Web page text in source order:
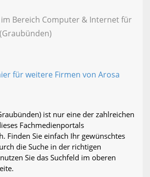
im Bereich Computer & Internet für
für weitere Firmen von Arosa
ist nur eine der zahlreichen
Fachmedienportals
Finden Sie einfach Ihr gewünschtes
die Suche in der richtigen
Sie das Suchfeld im oberen